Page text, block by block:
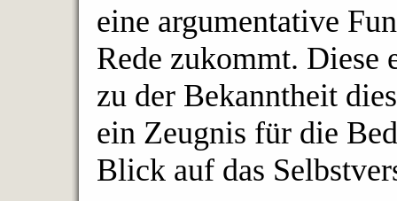
eine argumentative
Rede zukommt. Diese
zu der Bekanntheit
ein Zeugnis für die
Blick auf das